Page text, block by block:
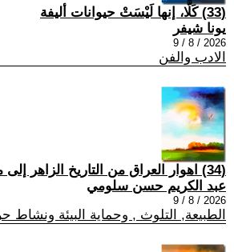
(33) كَلَّا، إنها لَيْسَتْ حيوانات أليفة
يونا شيفر
2026 / 8 / 9
الادب والفن
(34) اهوار العراق من التاريخ الزاهر إلى معركة البقاء
عبد الكريم حسن سلومي
2026 / 8 / 9
الطبيعة, التلوث , وحماية البيئة ونشاط